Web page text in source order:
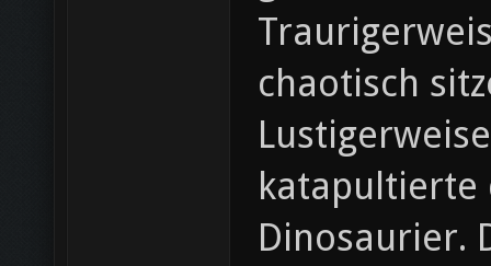
chaotisch
katapultierte
Dinosaurier.